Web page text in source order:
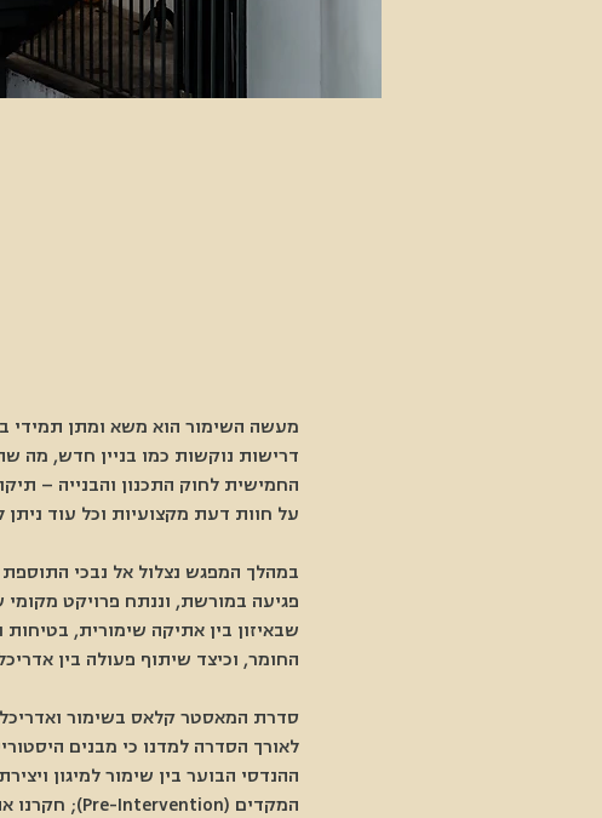
מעשה השימור הוא משא ומתן תמידי
דרישות נוקשות כמו בניין חדש, מה
החמישית לחוק התכנון והבנייה –
על חוות דעת מקצועיות וכל עוד
במהלך המפגש נצלול אל נבכי
פגיעה במורשת, וננתח פרויקט
שבאיזון בין אתיקה שימורית,
החומר, וכיצד שיתוף פעולה בין
סדרת המאסטר קלאס בשימור
לאורך הסדרה למדנו כי מבנים
ההנדסי הבוער בין שימור למיגון